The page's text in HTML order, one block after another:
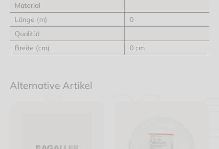
Material
Länge (m)
0
Qualität
Breite (cm)
0 cm
Alternative Artikel